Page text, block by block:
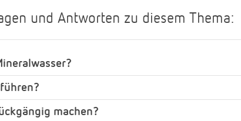
und Antworten zu diesem Thema:
machen?